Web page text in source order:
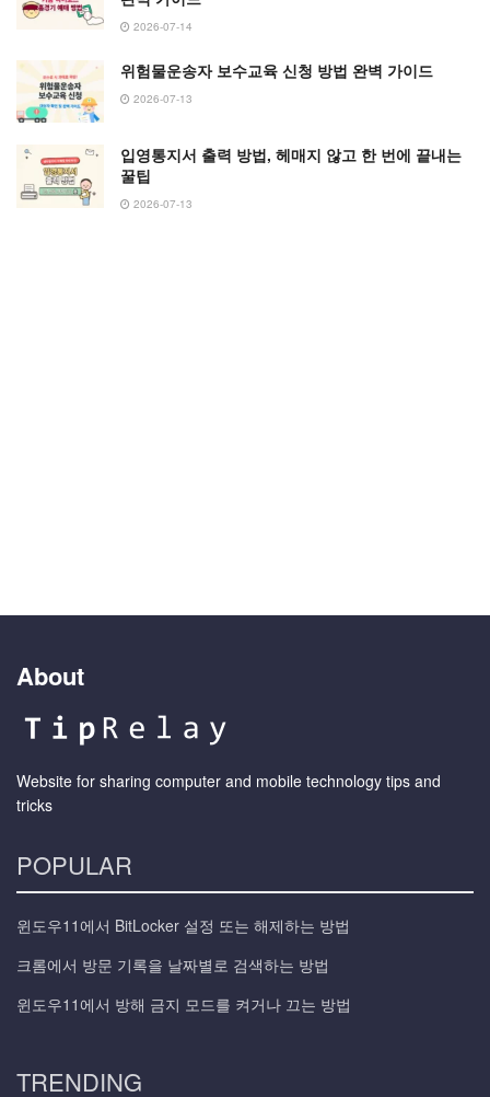
2026-07-14
위험물운송자 보수교육 신청 방법 완벽 가이드
2026-07-13
입영통지서 출력 방법, 헤매지 않고 한 번에 끝내는
꿀팁
2026-07-13
About
Website for sharing computer and mobile technology tips and
tricks
POPULAR
윈도우11에서 BitLocker 설정 또는 해제하는 방법
크롬에서 방문 기록을 날짜별로 검색하는 방법
윈도우11에서 방해 금지 모드를 켜거나 끄는 방법
TRENDING